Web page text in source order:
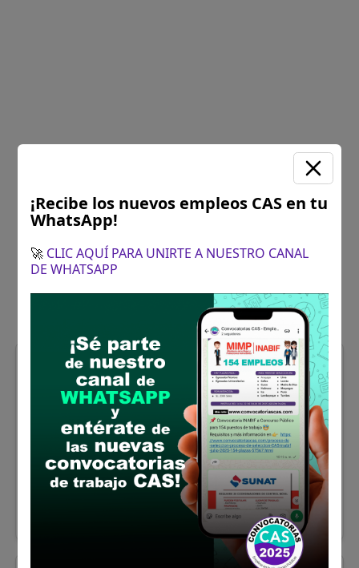
Huancavelica
ESPECIALISTA EN
PROMOCIÓN SOCIAL
Se solicitó:Título Profesional en
Antropología, Sociología, Agronomía,
Agrícola y afines. Colegiado y Habilitado.
Sueldo:3264
15/10/2025
¡Recibe los nuevos empleos CAS en tu
WhatsApp!
🚀 CLIC AQUÍ PARA UNIRTE A NUESTRO CANAL
DE WHATSAPP